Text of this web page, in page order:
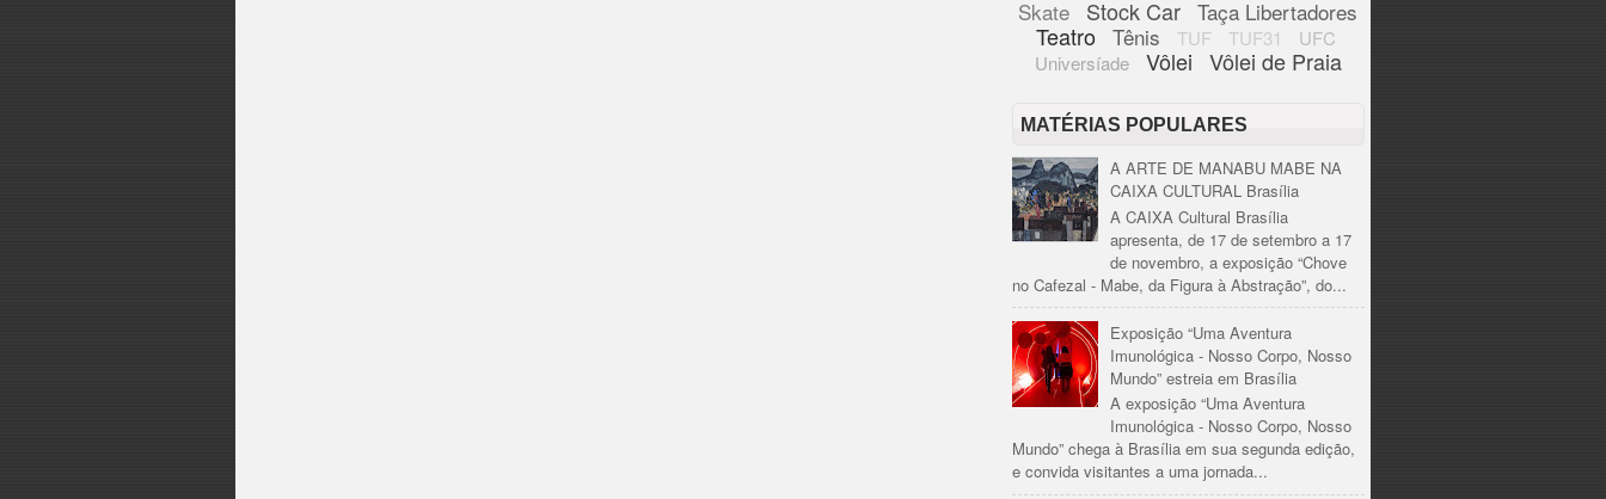
Skate Stock Car Taça Libertadores
Teatro Tênis TUF TUF31
UFC
Universíade
Vôlei Vôlei de Praia
MATÉRIAS POPULARES
A ARTE DE MANABU MABE NA
CAIXA CULTURAL Brasília
A CAIXA Cultural Brasília
apresenta, de 17 de setembro a 17
de novembro, a exposição “Chove
no Cafezal - Mabe, da Figura à Abstração”, do...
Exposição “Uma Aventura
Imunológica - Nosso Corpo, Nosso
Mundo” estreia em Brasília
A exposição “Uma Aventura
Imunológica - Nosso Corpo, Nosso
Mundo” chega à Brasília em sua segunda edição,
e convida visitantes a uma jornada...